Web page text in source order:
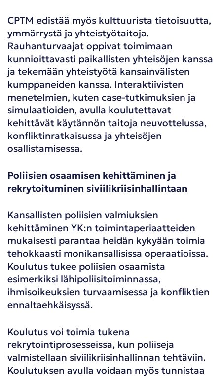
CPTM edistää myös kulttuurista tietoisuutta,
ymmärrystä ja yhteistyötaitoja.
Rauhanturvaajat oppivat toimimaan
kunnioittavasti paikallisten yhteisöjen kanssa
ja tekemään yhteistyötä kansainvälisten
kumppaneiden kanssa. Interaktiivisten
menetelmien, kuten case-tutkimuksien ja
simulaatioiden, avulla koulutettavat
kehittävät käytännön taitoja neuvottelussa,
konfliktinratkaisussa ja yhteisöjen
osallistamisessa.
Poliisien osaamisen kehittäminen ja
rekrytoituminen siviilikriisinhallintaan
Kansallisten poliisien valmiuksien
kehittäminen YK:n toimintaperiaatteiden
mukaisesti parantaa heidän kykyään toimia
tehokkaasti monikansallisissa operaatioissa.
Koulutus tukee poliisien osaamista
esimerkiksi lähipoliisitoiminnassa,
ihmisoikeuksien turvaamisessa ja konfliktien
ennaltaehkäisyssä.
Koulutus voi toimia tukena
rekrytointiprosesseissa, kun poliiseja
valmistellaan siviilikriisinhallinnan tehtäviin.
Koulutuksen avulla voidaan myös tunnistaa